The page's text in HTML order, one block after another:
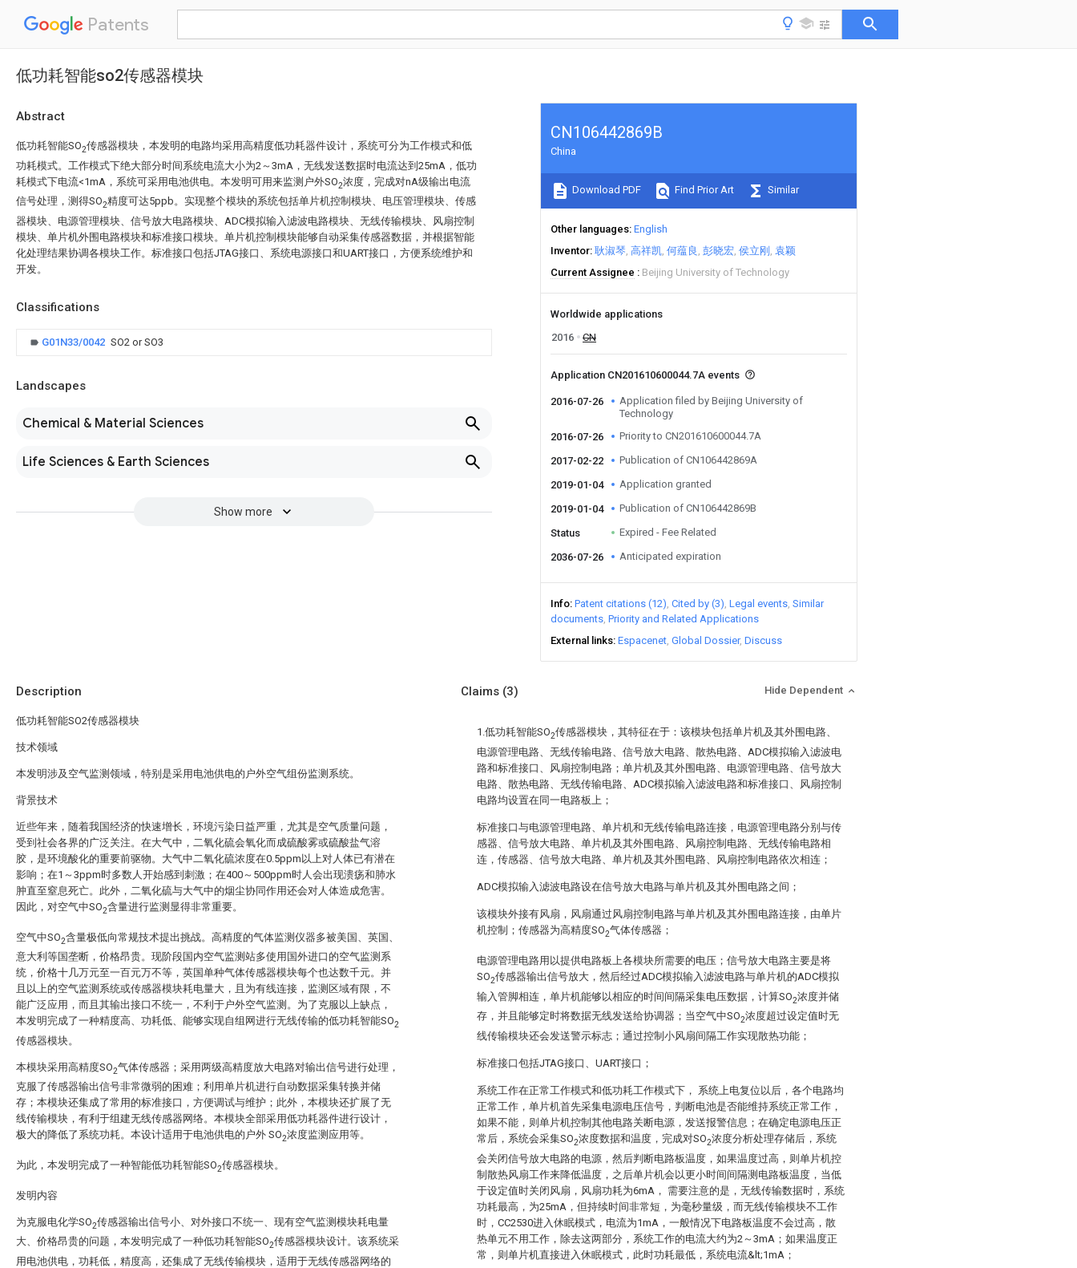
Patents
低功耗智能so2传感器模块
Abstract
低功耗智能SO2传感器模块，本发明的电路均采用高精度低功耗器件设计，系统可分为工作模式和低
功耗模式。工作模式下绝大部分时间系统电流大小为2～3mA，无线发送数据时电流达到25mA，低功
耗模式下电流<1mA，系统可采用电池供电。本发明可用来监测户外SO2浓度，完成对nA级输出电流
信号处理，测得SO2精度可达5ppb。实现整个模块的系统包括单片机控制模块、电压管理模块、传感
器模块、电源管理模块、信号放大电路模块、ADC模拟输入滤波电路模块、无线传输模块、风扇控制
模块、单片机外围电路模块和标准接口模块。单片机控制模块能够自动采集传感器数据，并根据智能
化处理结果协调各模块工作。标准接口包括JTAG接口、系统电源接口和UART接口，方便系统维护和
开发。
Classifications
G01N33/0042 SO2 or SO3
Landscapes
Chemical & Material Sciences
Life Sciences & Earth Sciences
Show more
CN106442869B
China
Download PDF Find Prior Art Similar
Other languages English
Inventor 耿淑琴 高祥凯 何蕴良 彭晓宏 侯立刚 袁颖
Current Assignee
Beijing University of Technology
Worldwide applications
2016
CN
Application CN201610600044.7A events
2016-07-26
Application filed by Beijing University of
Technology
2016-07-26
Priority to CN201610600044.7A
2017-02-22 Publication of CN106442869A
2019-01-04 Application granted
2019-01-04 Publication of CN106442869B
Status Expired - Fee Related
2036-07-26 Anticipated expiration
Info Patent citations (12) Cited by (3) Legal events Similar
documents Priority and Related Applications
External links Espacenet Global Dossier Discuss
Description
低功耗智能SO2传感器模块
技术领域
本发明涉及空气监测领域，特别是采用电池供电的户外空气组份监测系统。
背景技术
近些年来，随着我国经济的快速增长，环境污染日益严重，尤其是空气质量问题，
受到社会各界的广泛关注。在大气中，二氧化硫会氧化而成硫酸雾或硫酸盐气溶
胶，是环境酸化的重要前驱物。大气中二氧化硫浓度在0.5ppm以上对人体已有潜在
影响；在1～3ppm时多数人开始感到刺激；在400～500ppm时人会出现溃疡和肺水
肿直至窒息死亡。此外，二氧化硫与大气中的烟尘协同作用还会对人体造成危害。
因此，对空气中SO2含量进行监测显得非常重要。
空气中SO2含量极低向常规技术提出挑战。高精度的气体监测仪器多被美国、英国、
意大利等国垄断，价格昂贵。现阶段国内空气监测站多使用国外进口的空气监测系
统，价格十几万元至一百元万不等，英国单种气体传感器模块每个也达数千元。并
且以上的空气监测系统或传感器模块耗电量大，且为有线连接，监测区域有限，不
能广泛应用，而且其输出接口不统一，不利于户外空气监测。为了克服以上缺点，
本发明完成了一种精度高、功耗低、能够实现自组网进行无线传输的低功耗智能SO2
传感器模块。
本模块采用高精度SO2气体传感器；采用两级高精度放大电路对输出信号进行处理，
克服了传感器输出信号非常微弱的困难；利用单片机进行自动数据采集转换并储
存；本模块还集成了常用的标准接口，方便调试与维护；此外，本模块还扩展了无
线传输模块，有利于组建无线传感器网络。本模块全部采用低功耗器件进行设计，
极大的降低了系统功耗。本设计适用于电池供电的户外 SO2浓度监测应用等。
为此，本发明完成了一种智能低功耗智能SO2传感器模块。
发明内容
为克服电化学SO2传感器输出信号小、对外接口不统一、现有空气监测模块耗电量
大、价格昂贵的问题，本发明完成了一种低功耗智能SO2传感器模块设计。该系统采
用电池供电，功耗低，精度高，还集成了无线传输模块，适用于无线传感器网络的
Claims (3) Hide Dependent
1.低功耗智能SO2传感器模块，其特征在于：该模块包括单片机及其外围电路、
电源管理电路、无线传输电路、信号放大电路、散热电路、ADC模拟输入滤波电
路和标准接口、风扇控制电路；单片机及其外围电路、电源管理电路、信号放大
电路、散热电路、无线传输电路、ADC模拟输入滤波电路和标准接口、风扇控制
电路均设置在同一电路板上；
标准接口与电源管理电路、单片机和无线传输电路连接，电源管理电路分别与传
感器、信号放大电路、单片机及其外围电路、风扇控制电路、无线传输电路相
连，传感器、信号放大电路、单片机及其外围电路、风扇控制电路依次相连；
ADC模拟输入滤波电路设在信号放大电路与单片机及其外围电路之间；
该模块外接有风扇，风扇通过风扇控制电路与单片机及其外围电路连接，由单片
机控制；传感器为高精度SO2气体传感器；
电源管理电路用以提供电路板上各模块所需要的电压；信号放大电路主要是将
SO2传感器输出信号放大，然后经过ADC模拟输入滤波电路与单片机的ADC模拟
输入管脚相连，单片机能够以相应的时间间隔采集电压数据，计算SO2浓度并储
存，并且能够定时将数据无线发送给协调器；当空气中SO2浓度超过设定值时无
线传输模块还会发送警示标志；通过控制小风扇间隔工作实现散热功能；
标准接口包括JTAG接口、UART接口；
系统工作在正常工作模式和低功耗工作模式下， 系统上电复位以后，各个电路均
正常工作，单片机首先采集电源电压信号，判断电池是否能维持系统正常工作，
如果不能，则单片机控制其他电路关断电源，发送报警信息；在确定电源电压正
常后，系统会采集SO2浓度数据和温度，完成对SO2浓度分析处理存储后，系统
会关闭信号放大电路的电源，然后判断电路板温度，如果温度过高，则单片机控
制散热风扇工作来降低温度，之后单片机会以更小时间间隔测电路板温度，当低
于设定值时关闭风扇，风扇功耗为6mA， 需要注意的是，无线传输数据时，系统
功耗最高，为25mA，但持续时间非常短，为毫秒量级，而无线传输模块不工作
时，CC2530进入休眠模式，电流为1mA，一般情况下电路板温度不会过高，散
热单元不用工作，除去这两部分，系统工作的电流大约为2～3mA；如果温度正
常，则单片机直接进入休眠模式，此时功耗最低，系统电流&lt;1mA；